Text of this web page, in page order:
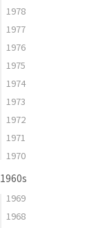
1978
1977
1976
1975
1974
1973
1972
1971
1970
1960s
1969
1968